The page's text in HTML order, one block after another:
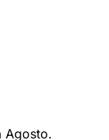
Agosto.